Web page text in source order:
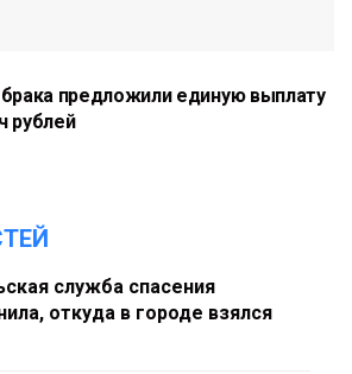
предложили единую выплату
рублей
служба спасения
откуда в городе взялся